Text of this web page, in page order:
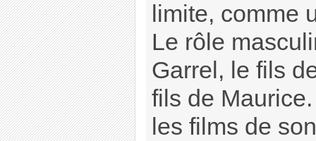
limite, comme
Le rôle
Garrel, le fils
fils de
les films de